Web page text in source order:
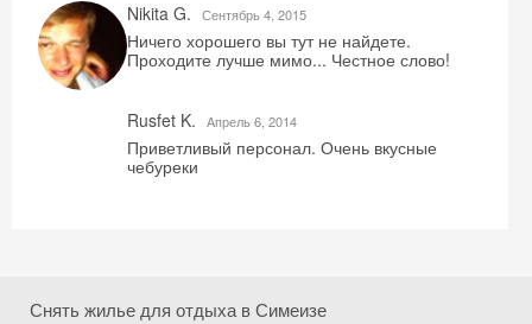
Nikita G. Сентябрь 4, 2015
Ничего хорошего вы тут не найдете.
Проходите лучше мимо... Честное слово!
Rusfet K. Aпрель 6, 2014
Приветливый персонал. Очень вкусные
чебуреки
Снять жилье для отдыха в Симеизе
Скидка −5%